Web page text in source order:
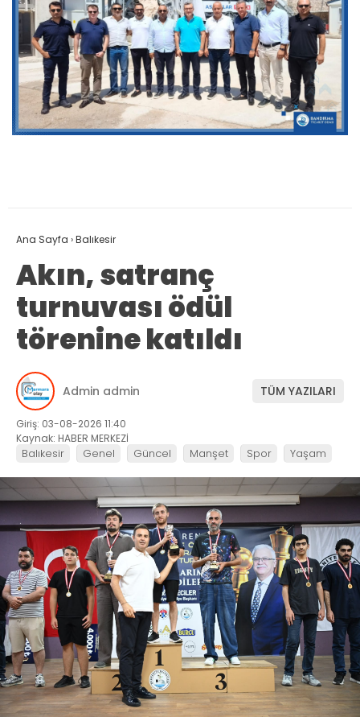
Ana Sayfa ›Balıkesir
Akın, satranç
turnuvası ödül
törenine katıldı
Admin admin TÜM YAZILARI
Giriş: 03-08-2026 11:40
Kaynak: HABER MERKEZİ
Balıkesir Genel Güncel Manşet Spor Yaşam